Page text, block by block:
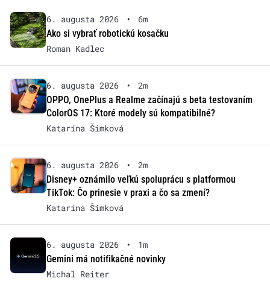
6. augusta 2026 •
6m
Ako si vybrať robotickú kosačku
Roman Kadlec
6. augusta 2026 •
2m
OPPO, OnePlus a Realme začínajú s beta testovaním
ColorOS 17: Ktoré modely sú kompatibilné?
Katarína Šimková
6. augusta 2026 •
2m
Disney+ oznámilo veľkú spoluprácu s platformou
TikTok: Čo prinesie v praxi a čo sa zmení?
Katarína Šimková
6. augusta 2026 •
1m
Gemini má notifikačné novinky
Michal Reiter